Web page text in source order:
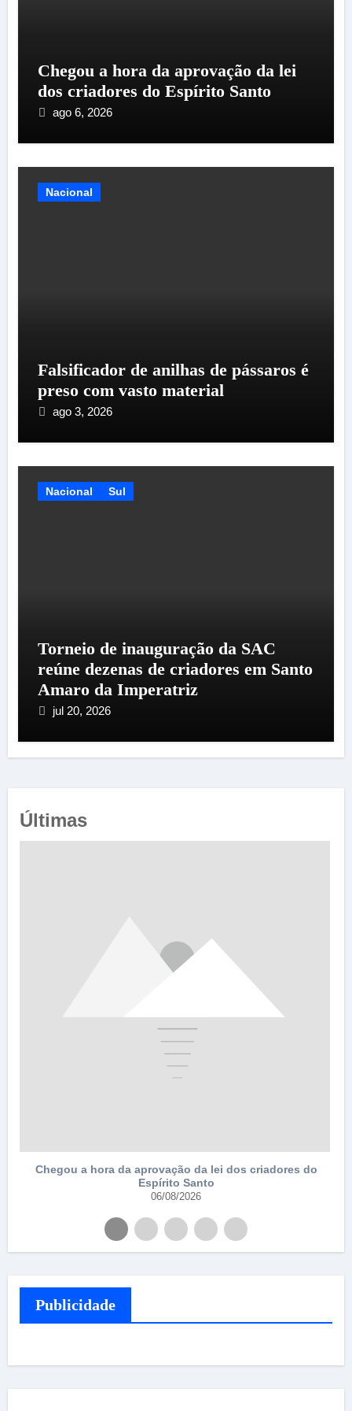
Chegou a hora da aprovação da lei
dos criadores do Espírito Santo
ago 6, 2026
Nacional
Falsificador de anilhas de pássaros é
preso com vasto material
ago 3, 2026
Nacional Sul
Torneio de inauguração da SAC
reúne dezenas de criadores em Santo
Amaro da Imperatriz
jul 20, 2026
Últimas
Chegou a hora da aprovação da lei dos criadores do
Espírito Santo
06/08/2026
Publicidade